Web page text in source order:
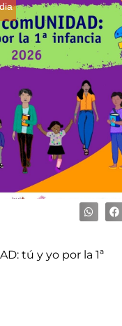
tú y yo por la 1ª